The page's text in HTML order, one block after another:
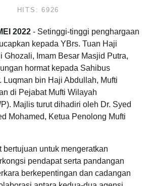
HITS: 6926
2022 - Setinggi-tinggi penghargaan
kepada YBrs. Tuan Haji
Ghozali, Imam Besar Masjid Putra,
hormat kepada Sahibus
Luqman bin Haji Abdullah, Mufti
di Pejabat Mufti Wilayah
Majlis turut dihadiri oleh Dr. Syed
Mohamed, Ketua Penolong Mufti
bertujuan untuk mengeratkan
pendapat serta pandangan
berkepentingan dan cadangan